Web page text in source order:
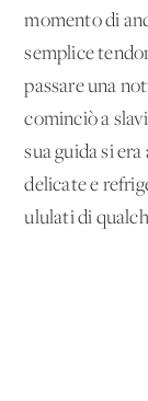
momento di
semplice
passare una
cominciò a
sua guida si
delicate e
ululati di